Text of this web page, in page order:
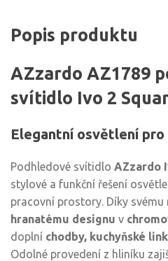
Popis produktu
AZzardo AZ1789
svítidlo Ivo 2
Elegantní osvětlení
Podhledové svítidlo AZzardo
stylové a funkční řešení
pracovní prostory. Díky svému
hranatému designu v
doplní chodby, kuchyňské
Odolné provedení z hliníku